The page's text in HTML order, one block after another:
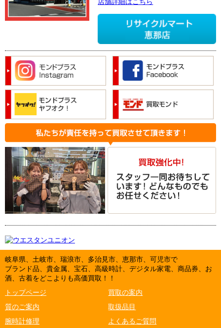
店舗詳細はこちら
岐阜県、土岐市、瑞浪市、多治見市、恵那市、可児市で
ブランド品、貴金属、宝石、高級時計、デジタル家電、商品券、お
酒、古着をどこよりも高価買取！！
トップページ
買取の案内
質のご案内
取扱品目
腕時計修理
よくあるご質問